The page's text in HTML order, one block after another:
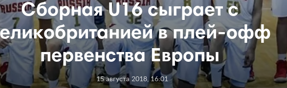
Сборная U16 сыграет с
в плей-офф
первенства Европы
15 августа 2018, 16:01